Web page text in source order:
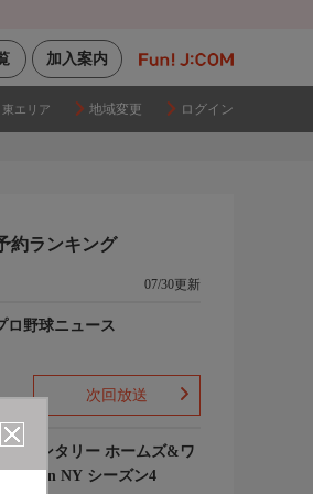
加入案内
東エリア 地域変更 ログイン
約ランキング
07/30更新
ロ野球ニュース
次回放送
エレメンタリー ホームズ&ワ
トソン in NY シーズン4